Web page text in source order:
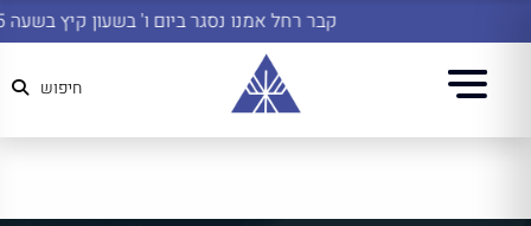
קבר רחל אמנו נסגר ביום ו' בשעון קיץ בשעה 14:45
חיפוש